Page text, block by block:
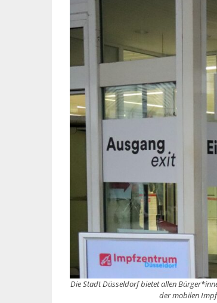
Die Stadt Düsseldorf bietet allen
der mobilen